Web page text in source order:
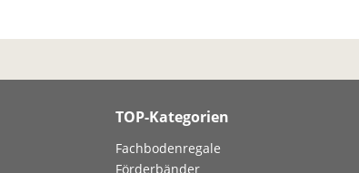
TOP-Kategorien
Fachbodenregale
Förderbänder